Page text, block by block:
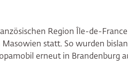
Region Île-de-France
statt. So wurden
erneut in Brandenburg